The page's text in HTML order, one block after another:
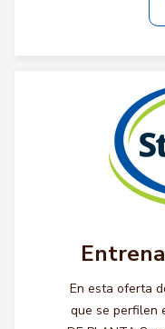
En esta oferta
que se perfilen